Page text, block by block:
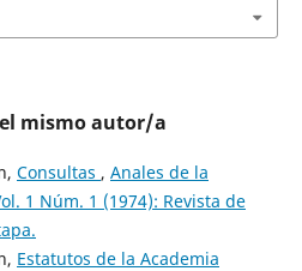
mismo autor/a
Consultas , Anales de la
1 Núm. 1 (1974): Revista de
Estatutos de la Academia